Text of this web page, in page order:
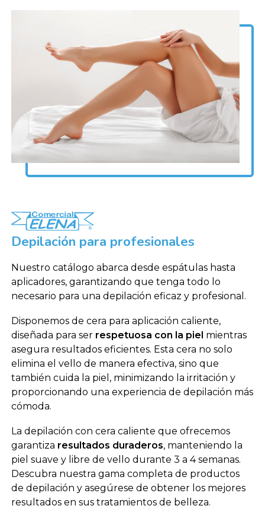
Depilación para profesionales
Nuestro catálogo abarca desde espátulas hasta
aplicadores, garantizando que tenga todo lo
necesario para una depilación eficaz y profesional.
Disponemos de cera para aplicación caliente,
diseñada para ser respetuosa con la piel mientras
asegura resultados eficientes. Esta cera no solo
elimina el vello de manera efectiva, sino que
también cuida la piel, minimizando la irritación y
proporcionando una experiencia de depilación más
cómoda.
La depilación con cera caliente que ofrecemos
garantiza resultados duraderos, manteniendo la
piel suave y libre de vello durante 3 a 4 semanas.
Descubra nuestra gama completa de productos
de depilación y asegúrese de obtener los mejores
resultados en sus tratamientos de belleza.